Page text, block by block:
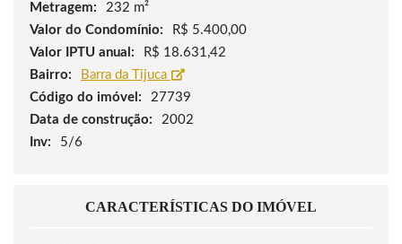
Metragem:
232 m²
Valor do Condomínio:
R$ 5.400,00
Valor IPTU anual:
R$ 18.631,42
Bairro:
Barra da Tijuca
Código do imóvel:
27739
Data de construção:
2002
Inv:
5/6
CARACTERÍSTICAS DO IMÓVEL